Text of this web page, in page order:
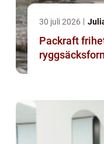
30 juli 2026
Packraft frihet på vattnet i